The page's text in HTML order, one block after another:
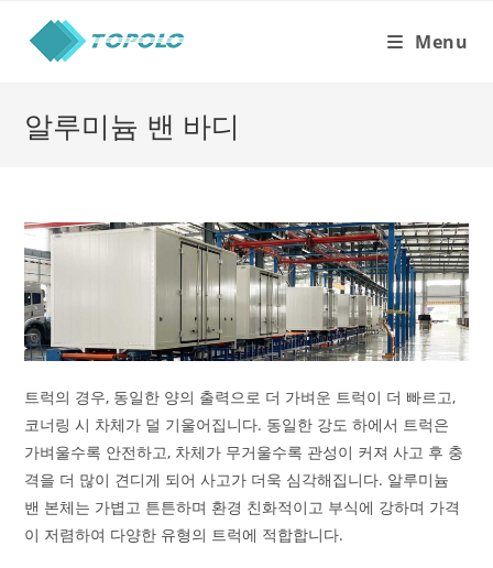
content
Menu
알루미늄 밴 바디
트럭의 경우, 동일한 양의 출력으로 더 가벼운 트럭이 더 빠르고,
코너링 시 차체가 덜 기울어집니다. 동일한 강도 하에서 트럭은
가벼울수록 안전하고, 차체가 무거울수록 관성이 커져 사고 후 충
격을 더 많이 견디게 되어 사고가 더욱 심각해집니다. 알루미늄
밴 본체는 가볍고 튼튼하며 환경 친화적이고 부식에 강하며 가격
이 저렴하여 다양한 유형의 트럭에 적합합니다.